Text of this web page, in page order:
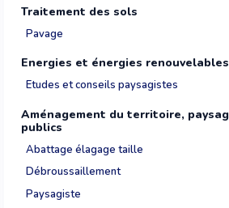
Traitement des sols
Pavage
Energies et énergies renouvelables
Etudes et conseils paysagistes
Aménagement du territoire,
publics
Abattage élagage taille
Débroussaillement
Paysagiste